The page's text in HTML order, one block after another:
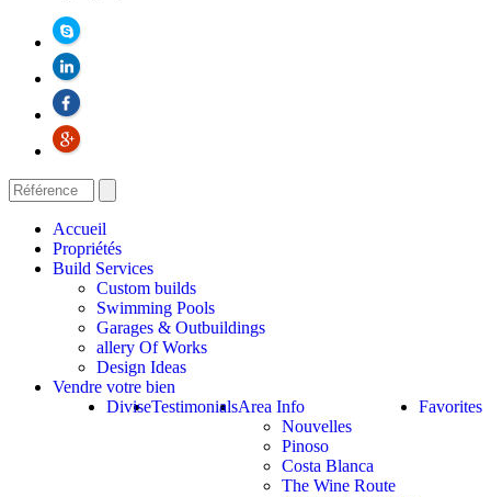
Accueil
Propriétés
Build Services
Custom builds
Swimming Pools
Garages & Outbuildings
allery Of Works
Design Ideas
Vendre votre bien
Favorites
Area Info
Nouvelles
Pinoso
Costa Blanca
The Wine Route
Testimonials
Divise